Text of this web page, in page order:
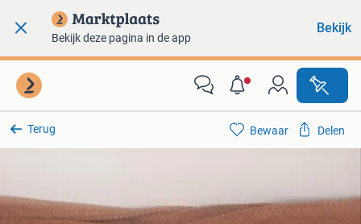
Bekijk deze pagina in de app
Bekijk
Terug Bewaar Delen